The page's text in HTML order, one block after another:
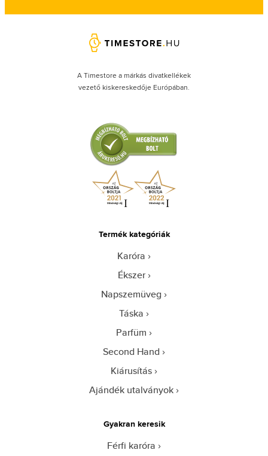
A Timestore a márkás divatkellékek
vezető kiskereskedője Európában.
Termék kategóriák
Karóra
Ékszer
Napszemüveg
Táska
Parfüm
Second Hand
Kiárusítás
Ajándék utalványok
Gyakran keresik
Férfi karóra